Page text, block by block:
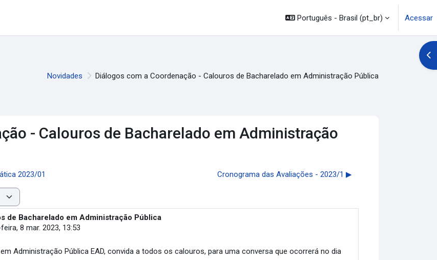
Português - Brasil ‎(pt_br)‎ Acessar
Novidades Diálogos com a Coordenação - Calouros de Bacharelado em Administração Pública
- Calouros de Bacharelado em Administração
2023/01 Cronograma das Avaliações - 2023/1 ▶︎
de Bacharelado em Administração Pública
8 mar. 2023, 13:53
Administração Pública EAD, convida a todos os calouros, para uma conversa que ocorrerá no dia